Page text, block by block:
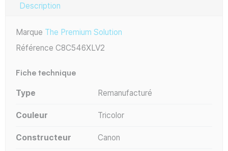
Description
Marque The Premium Solution
Référence C8C546XLV2
Fiche technique
Type Remanufacturé
Couleur Tricolor
Constructeur Canon